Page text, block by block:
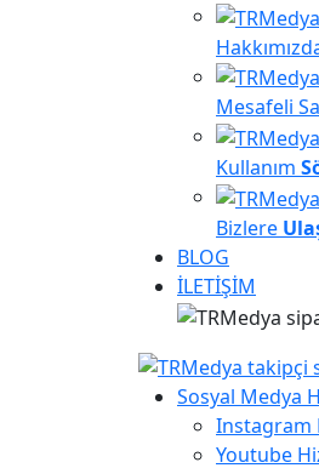
Mesafeli
Kullanım
Bizlere
BLOG
İLETİŞİM
Sosyal Medya
Instagram
Youtube